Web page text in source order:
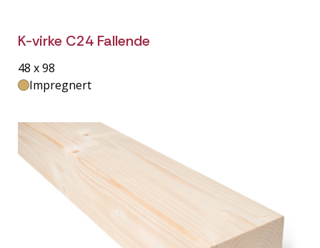
K-virke C24 Fallende
48 x 98
Impregnert